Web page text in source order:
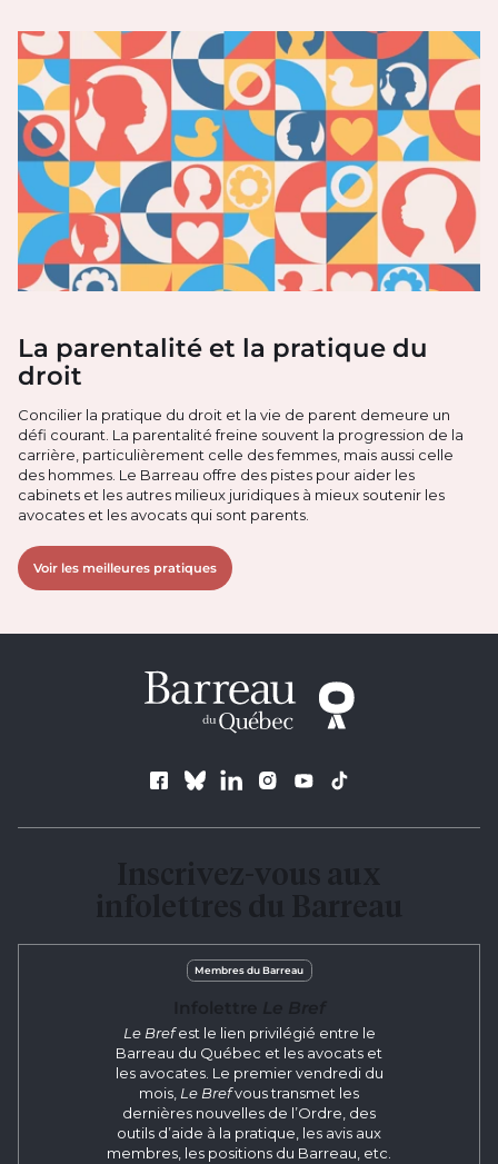
La parentalité et la pratique du
droit
Concilier la pratique du droit et la vie de parent demeure un
défi courant. La parentalité freine souvent la progression de la
carrière, particulièrement celle des femmes, mais aussi celle
des hommes. Le Barreau offre des pistes pour aider les
cabinets et les autres milieux juridiques à mieux soutenir les
avocates et les avocats qui sont parents.
Voir les meilleures pratiques
Suivez le Barreau
Membres du Barreau
Le Brefest le lien privilégié entre le
Barreau du Québec et les avocats et
les avocates. Le premier vendredi du
mois, Le Brefvous transmet les
dernières nouvelles de l’Ordre, des
outils d’aide à la pratique, les avis aux
membres, les positions du Barreau, etc.